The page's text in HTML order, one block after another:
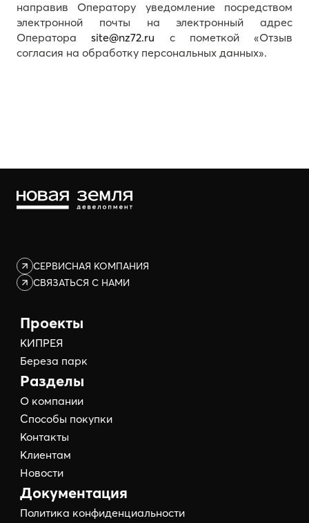
направив Оператору уведомление посредством
электронной почты на электронный адрес
Оператораsite@nz72.ru с пометкой «Отзыв
согласия на обработку персональных данных».
СЕРВИСНАЯ КОМПАНИЯ
СВЯЗАТЬСЯ С НАМИ
Проекты
КИПРЕЯ
Береза парк
Разделы
О компании
Способы покупки
Контакты
Клиентам
Новости
Документация
Политика конфиденциальности